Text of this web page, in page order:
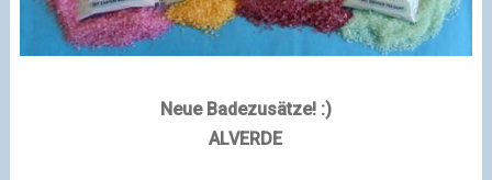
Neue Badezusätze! :)
ALVERDE